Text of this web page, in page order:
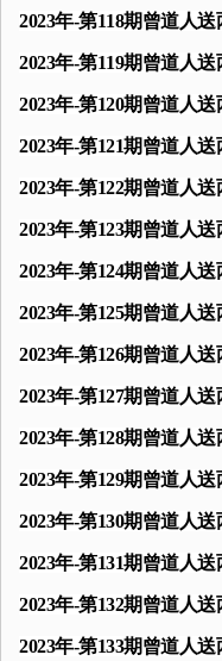
2023年-第118期曾道人
2023年-第119期曾道人
2023年-第120期曾道人
2023年-第121期曾道人
2023年-第122期曾道人
2023年-第123期曾道人
2023年-第124期曾道人
2023年-第125期曾道人
2023年-第126期曾道人
2023年-第127期曾道人
2023年-第128期曾道人
2023年-第129期曾道人
2023年-第130期曾道人
2023年-第131期曾道人
2023年-第132期曾道人
2023年-第133期曾道人